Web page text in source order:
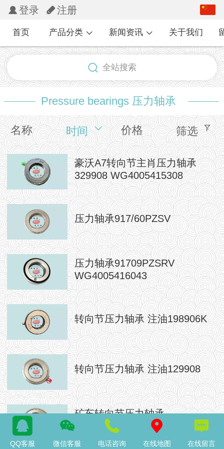
登录 注册
English
繁体
한국어
Español
Pусский
français
首页 产品分类 新闻资讯 关于我们
全站搜索
Pressure bearings 压力轴承
名称 时间 价格 筛选
豪沃A7转向节主肖压力轴承
329908 WG4005415308
压力轴承917/60PZSV
压力轴承91709PZSRV
WG4005416043
转向节压力轴承 注油198906K
转向节压力轴承 注油129908
矿车转向节压力轴承
917/65PZSV/YA
QQ客服 微信客服 电话咨询 在线地图 在线留言